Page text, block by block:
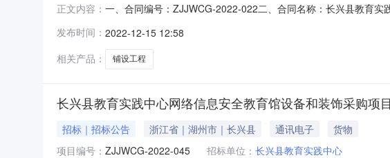
正文内容： 一、合同编号：ZJJWCG-2022-022二、合同名称：长兴县教育
上海田栅体育设施工程有限公司地址：上海市宝山区共和新路
发布时间： 2022-12-15 12:58
相关产品：
铺设工程
长兴县教育实践中心网络信息安全教育馆设备和装饰采购项
招标｜招标公告 浙江省｜湖州市｜长兴县 通讯电子
货物
项目编号： ZJJWCG-2022-045 招标单位： 长兴县教育实践中心